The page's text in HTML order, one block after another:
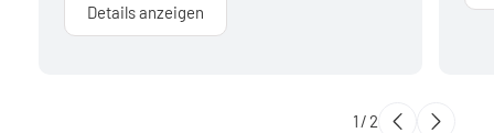
Details anzeigen
1 / 2